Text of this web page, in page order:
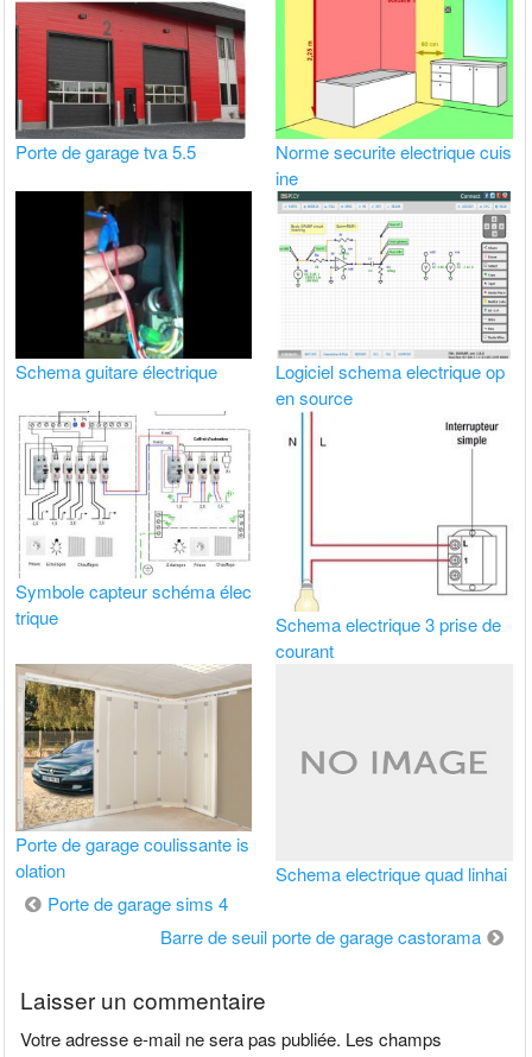
Porte de garage tva 5.5
Norme securite electrique cuis
ine
Schema guitare électrique
Logiciel schema electrique op
en source
Symbole capteur schéma élec
trique
Schema electrique 3 prise de
courant
Porte de garage coulissante is
olation
Schema electrique quad linhai
Navigation
Porte de garage sims 4
Barre de seuil porte de garage castorama
Laisser un commentaire
Votre adresse e-mail ne sera pas publiée. Les champs